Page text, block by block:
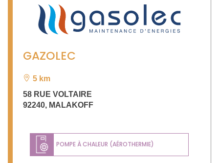
GAZOLEC
5 km
58 RUE VOLTAIRE
92240, MALAKOFF
POMPE À CHALEUR (AÉROTHERMIE)